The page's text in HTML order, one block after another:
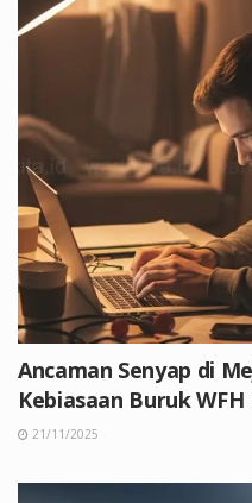
Ancaman Senyap di
Kebiasaan Buruk
21/11/2025